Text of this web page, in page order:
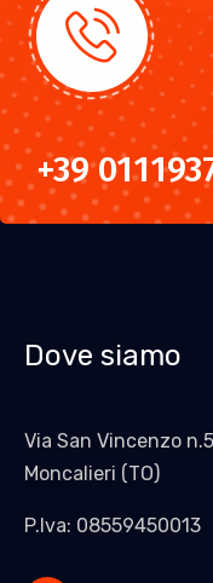
+39
Dove siamo
Via San Vincenzo n.5
Moncalieri (TO)
P.Iva: 08559450013